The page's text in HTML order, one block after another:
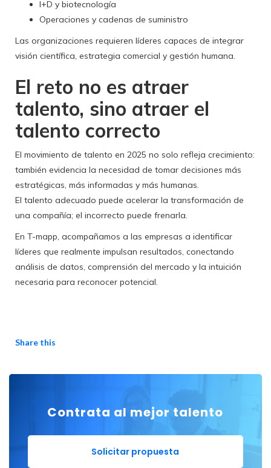
I+D y biotecnología
Operaciones y cadenas de suministro
Las organizaciones requieren líderes capaces de integrar
visión científica, estrategia comercial y gestión humana.
El reto no es atraer
talento, sino atraer el
talento correcto
El movimiento de talento en 2025 no solo refleja crecimiento:
también evidencia la necesidad de tomar decisiones más
estratégicas, más informadas y más humanas.
El talento adecuado puede acelerar la transformación de
una compañía; el incorrecto puede frenarla.
En T-mapp, acompañamos a las empresas a identificar
líderes que realmente impulsan resultados, conectando
análisis de datos, comprensión del mercado y la intuición
necesaria para reconocer potencial.
Share this
Contrata al mejor talento
Solicitar propuesta